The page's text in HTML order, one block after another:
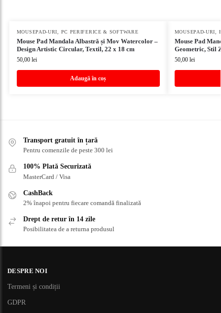
MOUSEPAD-URI PC PERIFERICE & SOFTWARE
Mouse Pad Mandala Albastră și Mov Watercolor –
Design Artistic Circular, Textil, 22 x 18 cm
50,00 lei
Adaugă în coș
MOUSEPAD-URI
Mouse Pad
Geometric, Stil
50,00 lei
Transport gratuit în țară
Pentru comenzile de peste 300 lei
100% Plată Securizată
MasterCard / Visa
CashBack
2% înapoi pentru fiecare comandă finalizată
Drept de retur în 14 zile
Posibilitatea de a returna produsul
DESPRE NOI
Termeni și condiții
GDPR